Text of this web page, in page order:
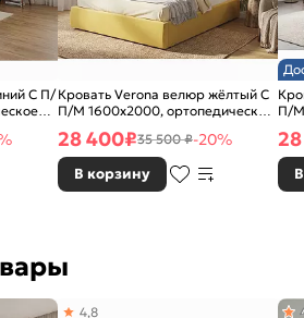
С П/ Кровать Verona велюр жёлтый С
П/М 1600x2000, ортопедическое
28 400₽35 500 ₽-20%
В корзину
П/М
4,8